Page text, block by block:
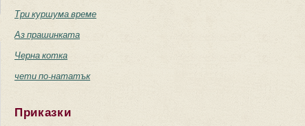
Три куршума време
Аз прашинката
Черна котка
чети по-нататък
Приказки